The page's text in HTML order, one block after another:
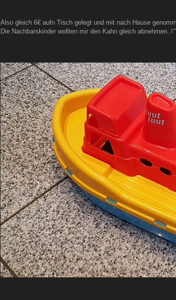
Also gleich 6€ aufn Tisch gelegt und mit nach Hause
Die Nachbarskinder wollten mir den Kahn gleich